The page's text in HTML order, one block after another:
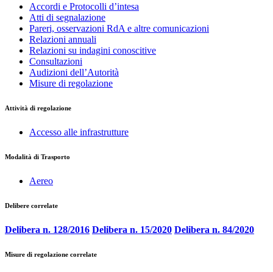
Accordi e Protocolli d’intesa
Atti di segnalazione
Pareri, osservazioni RdA e altre comunicazioni
Relazioni annuali
Relazioni su indagini conoscitive
Consultazioni
Audizioni dell’Autorità
Misure di regolazione
Attività di regolazione
Accesso alle infrastrutture
Modalità di Trasporto
Aereo
Delibere correlate
Delibera n. 128/2016 Delibera n. 15/2020 Delibera n. 84/2020
Misure di regolazione correlate